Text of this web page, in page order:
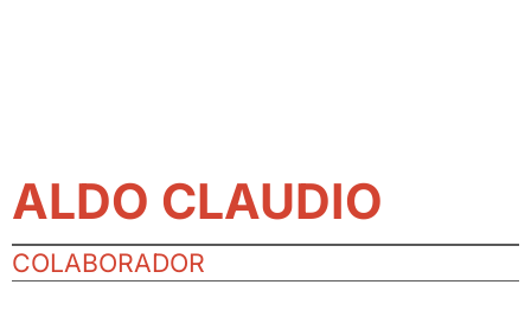
ALDO CLAUDIO
COLABORADOR